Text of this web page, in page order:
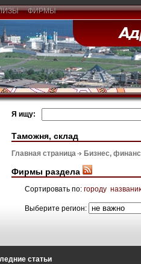
ФИРМЫ
Я ищу:
Таможня, склад
Главная страница Бизнес,
Фирмы раздела
Сортировать по: городу
Выберите регион:
статьи